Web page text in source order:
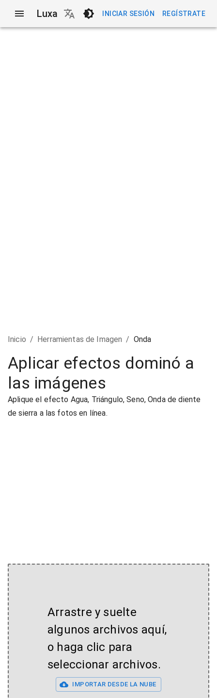
Luxa INICIAR SESIÓN REGÍSTRATE
Inicio / Herramientas de Imagen / Onda
Aplicar efectos dominó a
las imágenes
Aplique el efecto Agua, Triángulo, Seno, Onda de diente
de sierra a las fotos en línea.
Arrastre y suelte
algunos archivos aquí,
o haga clic para
seleccionar archivos.
IMPORTAR DESDE LA NUBE